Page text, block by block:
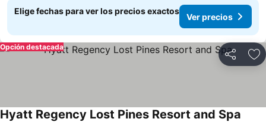
Elige fechas para ver los precios exactos
Ver precios
Compartir
Opción destacada
Hyatt Regency Lost Pines Resort and Spa